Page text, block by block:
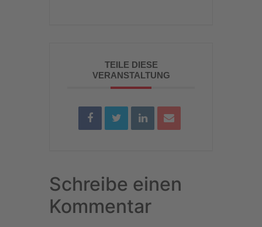
TEILE DIESE
VERANSTALTUNG
Schreibe einen
Kommentar